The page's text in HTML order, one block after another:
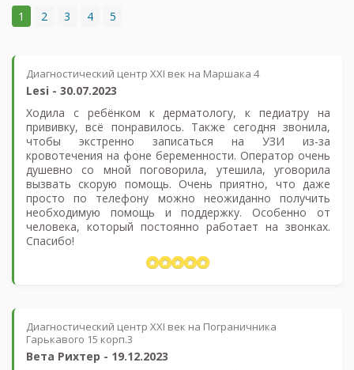
1 2 3 4 5
Диагностический центр XXI век на Маршака 4
Lesi - 30.07.2023
Ходила с ребёнком к дерматологу, к педиатру на
прививку, всё понравилось. Также сегодня звонила,
чтобы экстренно записаться на УЗИ из-за
кровотечения на фоне беременности. Оператор очень
душевно со мной поговорила, утешила, уговорила
вызвать скорую помощь. Очень приятно, что даже
просто по телефону можно неожиданно получить
необходимую помощь и поддержку. Особенно от
человека, который постоянно работает на звонках.
Спасибо!
Диагностический центр XXI век на Пограничника
Гарькавого 15 корп.3
Вета Рихтер - 19.12.2023